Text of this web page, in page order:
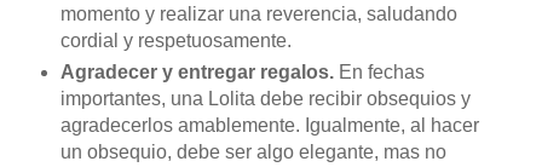
momento y realizar una reverencia, saludando
cordial y respetuosamente.
Agradecer y entregar regalos. En fechas
importantes, una Lolita debe recibir obsequios y
agradecerlos amablemente. Igualmente, al hacer
un obsequio, debe ser algo elegante, mas no